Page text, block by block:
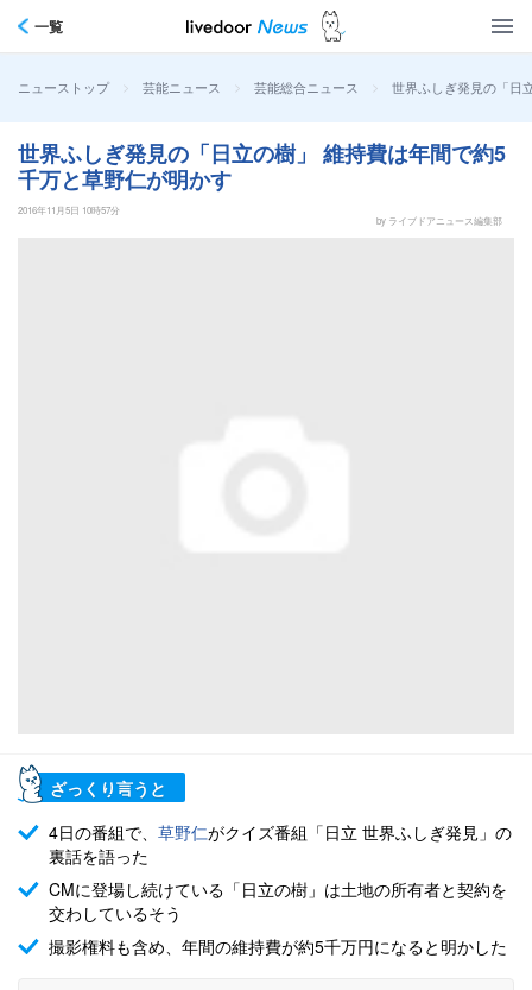
一覧
ニューストップ > 芸能ニュース > 芸能総合ニュース > 世界ふしぎ発見の「日
世界ふしぎ発見の「日立の樹」 維持費は年間で約5
千万と草野仁が明かす
2016年11月5日 10時57分
by ライブドアニュース編集部
ざっくり言うと
4日の番組で、 草野仁がクイズ番組「日立 世界ふしぎ発見」の
裏話を語った
CMに登場し続けている「日立の樹」は土地の所有者と契約を
交わしているそう
撮影権料も含め、年間の維持費が約5千万円になると明かした